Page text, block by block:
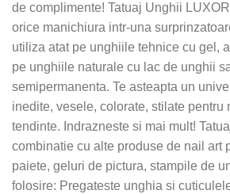
de complimente! Tatuaj Unghii
orice manichiura intr-una
utiliza atat pe unghiile tehnice cu gel,
pe unghiile naturale cu lac de unghii
semipermanenta. Te asteapta un
inedite, vesele, colorate, stilate pentru
tendinte. Indrazneste si mai mult!
combinatie cu alte produse de nail art
paiete, geluri de pictura, stampile de
folosire: Pregateste unghia si